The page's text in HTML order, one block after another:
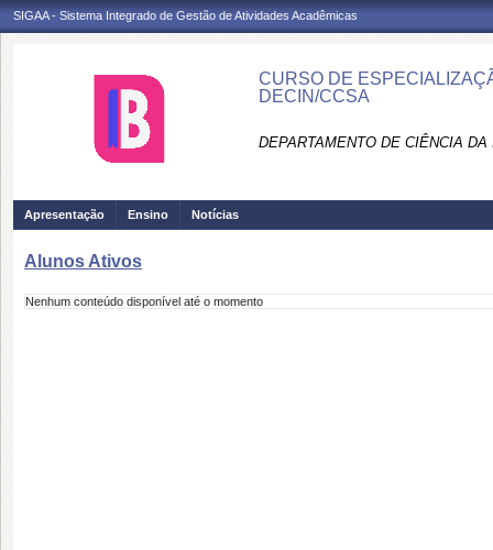
SIGAA - Sistema Integrado de Gestão de Atividades Acadêmicas
CURSO DE
DECIN/CCSA
DEPARTAMENTO DE CIÊNCIA
Apresentação Ensino Notícias
Alunos Ativos
Nenhum conteúdo disponível até o momento